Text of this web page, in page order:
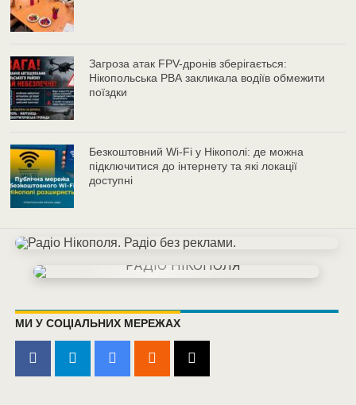
Загроза атак FPV-дронів зберігається:
Нікопольська РВА закликала водіїв обмежити
поїздки
Безкоштовний Wi-Fi у Нікополі: де можна
підключитися до інтернету та які локації
доступні
МИ У СОЦІАЛЬНИХ МЕРЕЖАХ